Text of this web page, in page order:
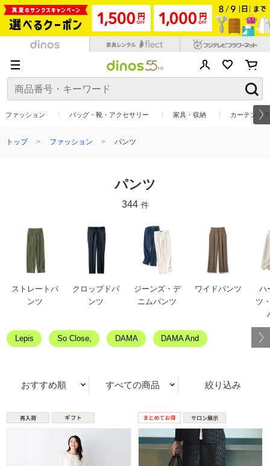
ファッション バッグ・靴・アクセサリー 家具・収納 カーテン・
トップ ファッション パンツ
パンツ
344 件
ストレートパ
ンツ
クロップドパ
ンツ
ジーンズ・デ
ニムパンツ
ワイドパンツ
ハ
ツ
Lepis So Close, DAMA DAMA And
おすすめ順 すべての商品 絞り込み